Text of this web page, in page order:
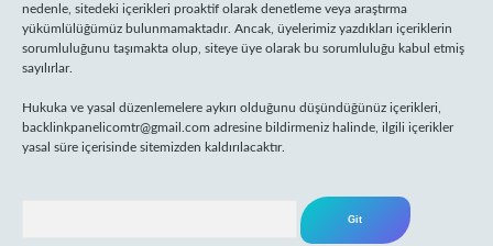
nedenle, sitedeki içerikleri proaktif olarak denetleme veya araştırma
yükümlülüğümüz bulunmamaktadır. Ancak, üyelerimiz yazdıkları içeriklerin
sorumluluğunu taşımakta olup, siteye üye olarak bu sorumluluğu kabul etmiş
sayılırlar.
Hukuka ve yasal düzenlemelere aykırı olduğunu düşündüğünüz içerikleri,
backlinkpanelicomtr@gmail.com adresine bildirmeniz halinde, ilgili içerikler
yasal süre içerisinde sitemizden kaldırılacaktır.